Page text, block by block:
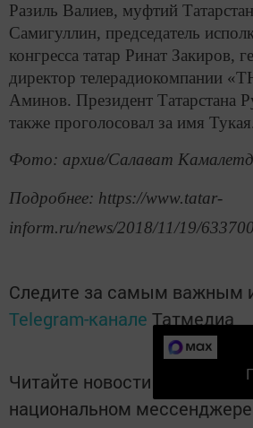
Разиль Валиев, муфтий
Самигуллин, председатель
конгресса татар Ринат Закиров,
директор телерадиокомпании
Аминов. Президент Татарстана
также проголосовал за имя Тукая.
Фото: архив/Салават
Подробнее: https://www.tatar-
inform.ru/news/2018/11/19/
Следите за самым важным
Telegram-канале Татмедиа
Читайте новости
национальном